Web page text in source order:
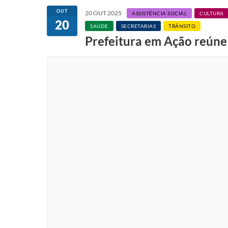
OUT
20
20 OUT 2025 ASSISTÊNCIA SOCIAL CULTURA
SAÚDE SECRETARIAS TRÂNSITO
Prefeitura em Ação